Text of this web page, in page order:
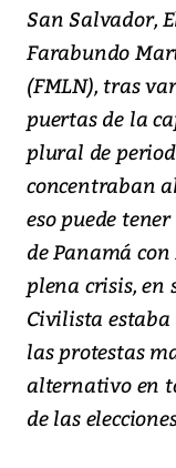
San Salvador,
Farabundo
(FMLN), tras
puertas de la
plural de
concentraban
eso puede
de Panamá
plena crisis, en
Civilista
las protestas
alternativo en
de las